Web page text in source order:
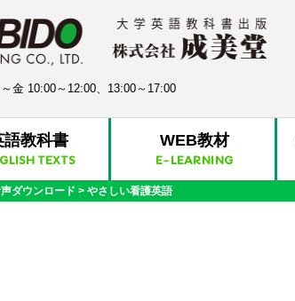
金 10:00～12:00、13:00～17:00
語教科書
TEXTS
WEB教材
E-LEARNING
ダウンロード > やさしい看護英語